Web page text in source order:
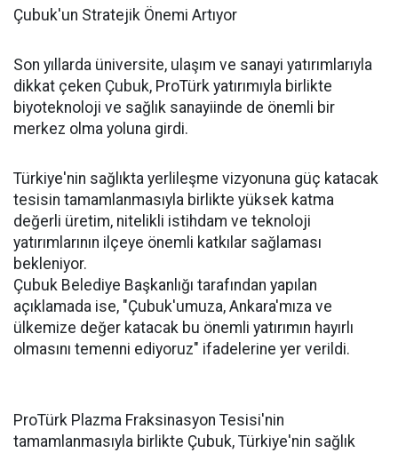
Çubuk'un Stratejik Önemi Artıyor
Son yıllarda üniversite, ulaşım ve sanayi yatırımlarıyla
dikkat çeken Çubuk, ProTürk yatırımıyla birlikte
biyoteknoloji ve sağlık sanayiinde de önemli bir
merkez olma yoluna girdi.
Türkiye'nin sağlıkta yerlileşme vizyonuna güç katacak
tesisin tamamlanmasıyla birlikte yüksek katma
değerli üretim, nitelikli istihdam ve teknoloji
yatırımlarının ilçeye önemli katkılar sağlaması
bekleniyor.
Çubuk Belediye Başkanlığı tarafından yapılan
açıklamada ise, "Çubuk'umuza, Ankara'mıza ve
ülkemize değer katacak bu önemli yatırımın hayırlı
olmasını temenni ediyoruz" ifadelerine yer verildi.
ProTürk Plazma Fraksinasyon Tesisi'nin
tamamlanmasıyla birlikte Çubuk, Türkiye'nin sağlık